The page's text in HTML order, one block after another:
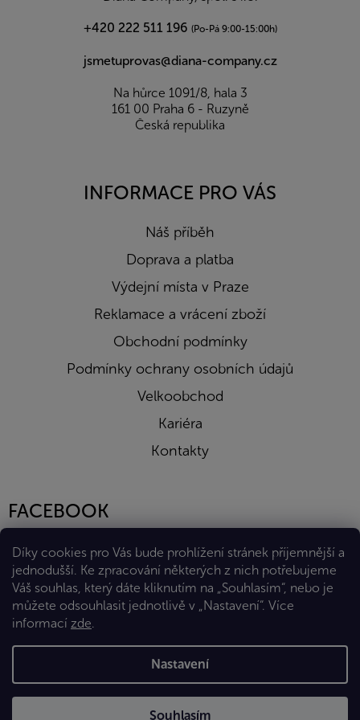
Díky cookies pro Vás bude prohlížení stránek příjemnější a
jednodušší. Ke zpracování některých z nich potřebujeme
Váš souhlas, který dáte kliknutím na „Souhlasím“, nebo je
můžete odsouhlasit jednotlivě v „Nastavení“. Více
informací zde.
Nastavení
Souhlasím
+420 222 511 196 (Po-Pá 9:00-15:00h)
jsmetuprovas@diana-company.cz
Na hůrce 1091/8, hala 3
161 00 Praha 6 - Ruzyně
Česká republika
INFORMACE PRO VÁS
Náš příběh
Doprava a platba
Výdejní místa v Praze
Reklamace a vrácení zboží
Obchodní podmínky
Podmínky ochrany osobních údajů
Velkoobchod
Kariéra
Kontakty
FACEBOOK
Vytvořil Shoptet Premium
Copyright 2026Eshop Diana Company, spol. s r.o.. Všechna
práva vyhrazena.